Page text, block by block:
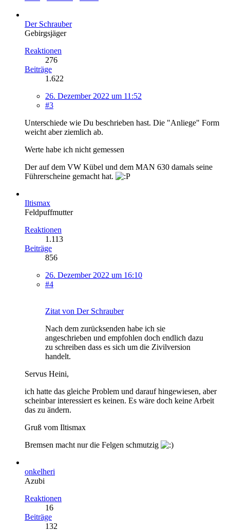
Der Schrauber
Gebirgsjäger
Reaktionen
276
Beiträge
1.622
26. Dezember 2022 um 11:52
#3
Unterschiede wie Du beschrieben hast. Die "Anliege" Form
weicht aber ziemlich ab.
Werte habe ich nicht gemessen
Der auf dem VW Kübel und dem MAN 630 damals seine
Führerscheine gemacht hat.
Iltismax
Feldpuffmutter
Reaktionen
1.113
Beiträge
856
26. Dezember 2022 um 16:10
#4
Zitat von Der Schrauber
Nach dem zurücksenden habe ich sie
angeschrieben und empfohlen doch endlich dazu
zu schreiben dass es sich um die Zivilversion
handelt.
Servus Heini,
ich hatte das gleiche Problem und darauf hingewiesen, aber
scheinbar interessiert es keinen. Es wäre doch keine Arbeit
das zu ändern.
Gruß vom Iltismax
Bremsen macht nur die Felgen schmutzig
onkelheri
Azubi
Reaktionen
16
Beiträge
132